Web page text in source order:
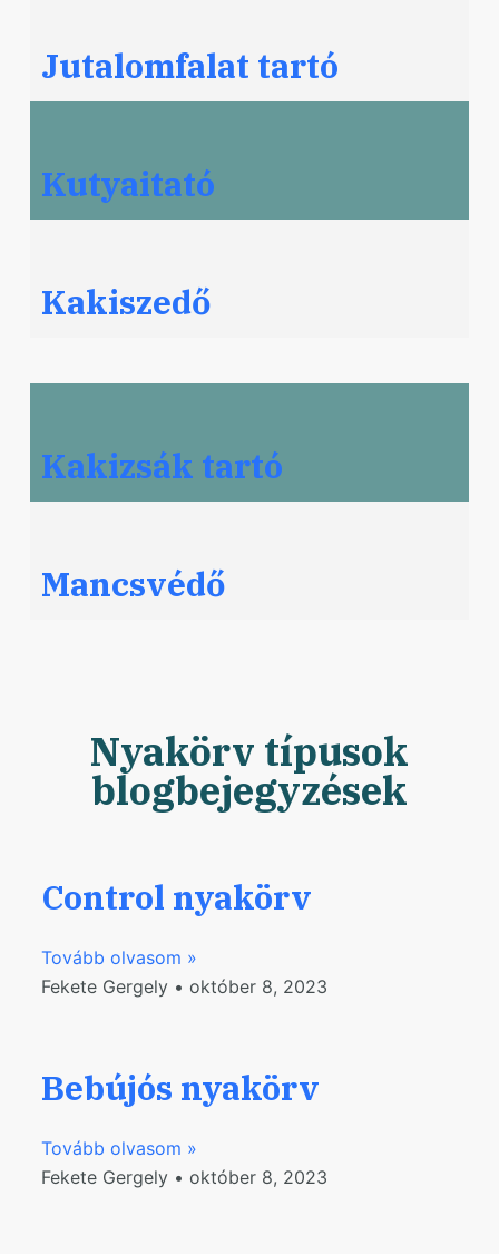
Jutalomfalat tartó
Kutyaitató
Kakiszedő
Kakizsák tartó
Mancsvédő
Nyakörv típusok
blogbejegyzések
Control nyakörv
Tovább olvasom »
Fekete Gergely
október 8, 2023
Bebújós nyakörv
Tovább olvasom »
Fekete Gergely
október 8, 2023